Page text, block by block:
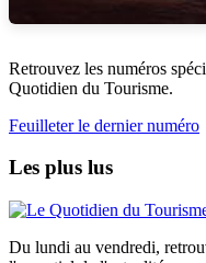
Retrouvez les numéros
Quotidien du Tourisme.
Feuilleter le dernier numéro
Les plus lus
Du lundi au vendredi,